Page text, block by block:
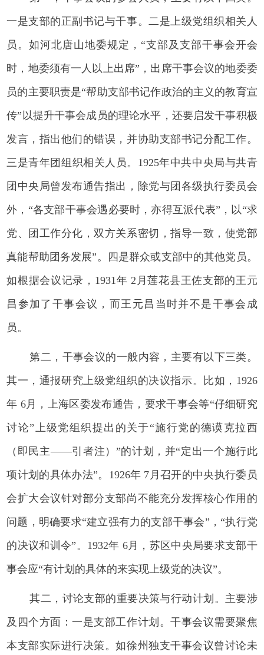
一是支部的正副书记与干事。二是上级党组织相关人
员。如河北唐山地委规定，“支部及支部干事会开会
时，地委须有一人以上出席”，出席干事会议的地委委
员的主要职责是“帮助支部书记作政治的主义的教育宣
传”以提升干事会成员的理论水平，还要启发干事积极
发言，指出他们的错误，并协助支部书记分配工作。
三是青年团组织相关人员。1925年中共中央局与共青
团中央局曾发布通告指出，除党与团各级执行委员会
外，“各支部干事会遇必要时，亦得互派代表”，以“求
党、团工作分化，双方关系密切，指导一致，使党部
真能帮助团务发展”。四是群众或支部中的其他党员。
如根据会议记录，1931年 2月莲花县王佐支部的王元
昌参加了干事会议，而王元昌当时并不是干事会成
员。
第二，干事会议的一般内容，主要有以下三类。
其一，通报研究上级党组织的决议指示。比如，1926
年 6月，上海区委发布通告，要求干事会等“仔细研究
讨论”上级党组织提出的关于“施行党的德谟克拉西
（即民主——引者注）”的计划，并“定出一个施行此
项计划的具体办法”。1926年 7月召开的中央执行委员
会扩大会议针对部分支部尚不能充分发挥核心作用的
问题，明确要求“建立强有力的支部干事会”，“执行党
的决议和训令”。1932年 6月，苏区中央局要求支部干
事会应“有计划的具体的来实现上级党的决议”。
其二，讨论支部的重要决策与行动计划。主要涉
及四个方面：一是支部工作计划。干事会议需要聚焦
本支部实际进行决策。如徐州独支干事会议曾讨论未